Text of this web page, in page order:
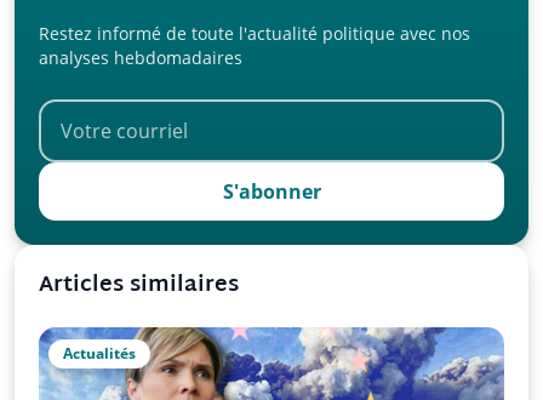
Restez informé de toute l'actualité politique avec nos
analyses hebdomadaires
S'abonner
Articles similaires
Actualités